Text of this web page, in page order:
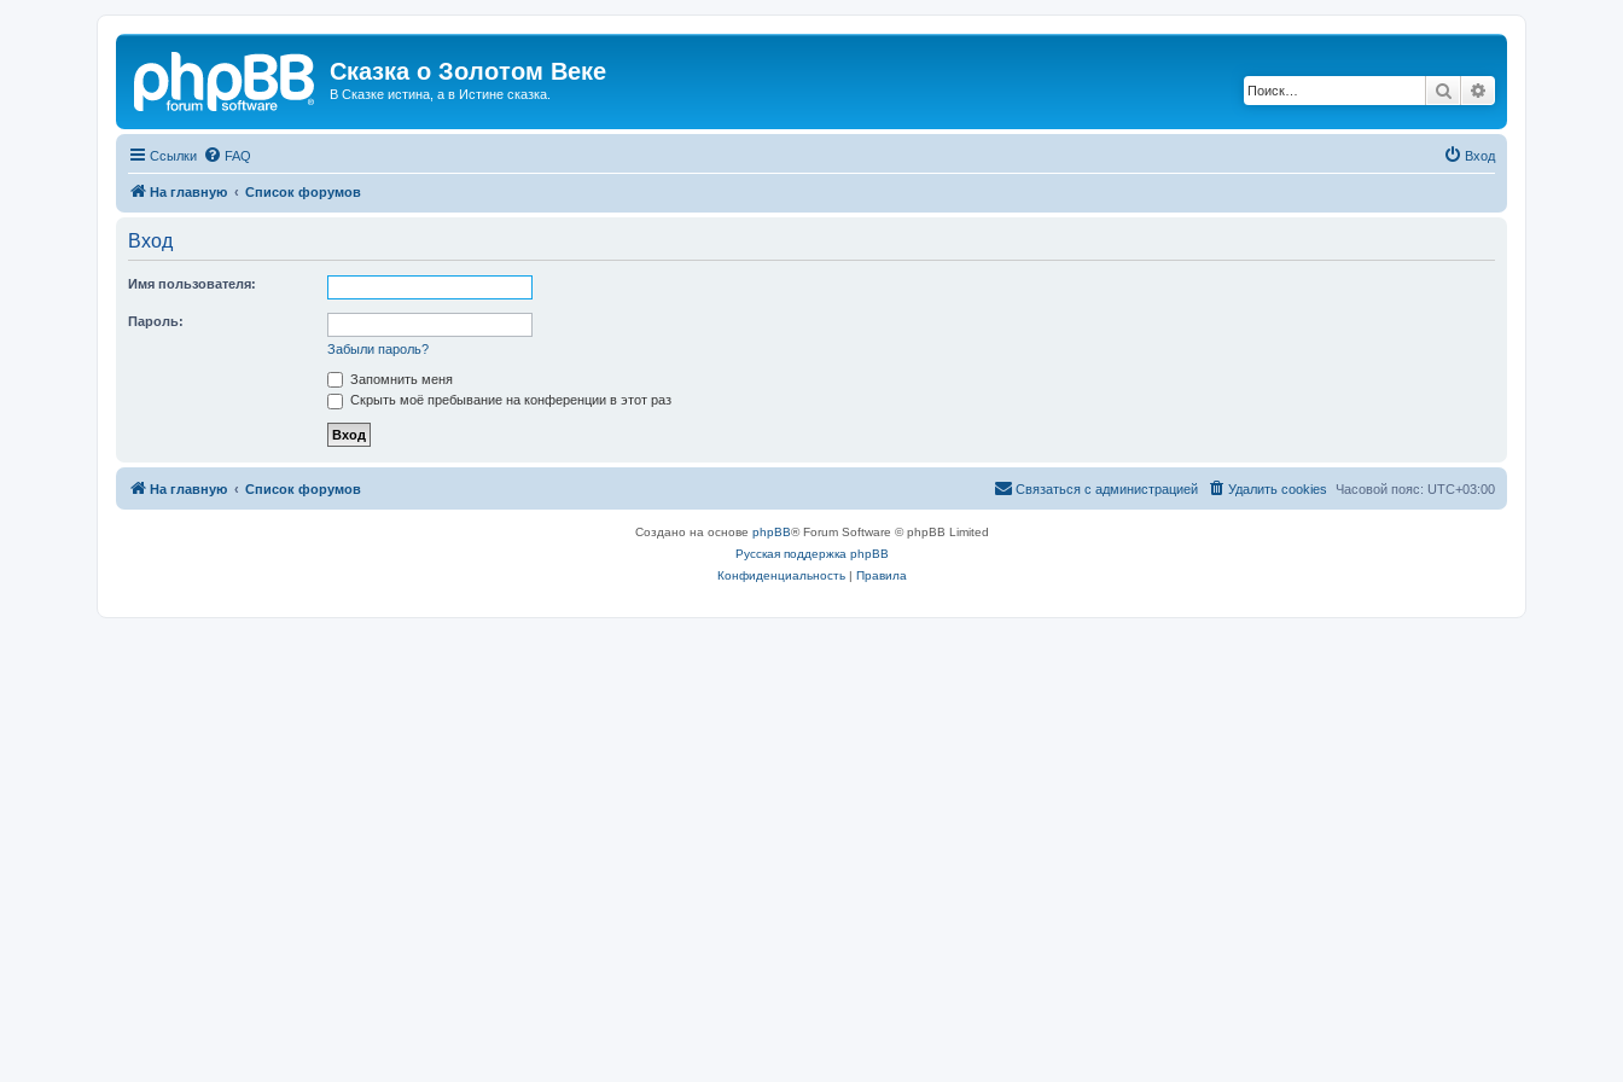
Сказка о Золотом Веке
В Сказке истина, а в Истине сказка. Поиск
Ссылки FAQ Вход
На главную Список форумов
Вход
Имя пользователя:
Пароль:
Забыли пароль?
Запомнить меня
Скрыть моё пребывание на конференции в этот раз
На главную Список форумов Часовой пояс: UTC+03:00
Удалить cookies
Связаться с администрацией
Создано на основе phpBB® Forum Software © phpBB Limited
Русская поддержка phpBB
Конфиденциальность| Правила